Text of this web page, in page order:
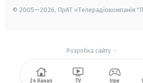
© 2005—2026, ПрАТ «Телерадіокомпанія
Розробка сайту-
24 Канал TV Ігри